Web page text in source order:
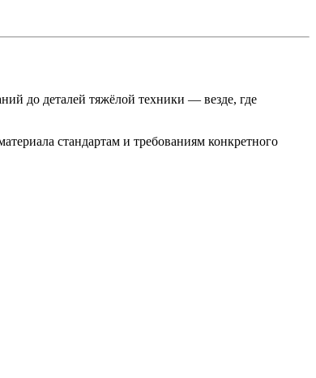
до деталей тяжёлой техники — везде, где
стандартам и требованиям конкретного